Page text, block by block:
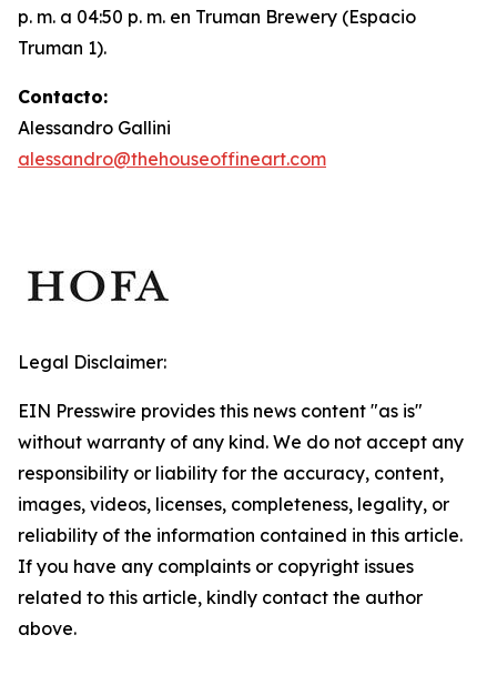
p. m. a 04:50 p. m. en Truman Brewery (Espacio
Truman 1).
Contacto:
Alessandro Gallini
alessandro@thehouseoffineart.com
Legal Disclaimer:
EIN Presswire provides this news content "as is"
without warranty of any kind. We do not accept any
responsibility or liability for the accuracy, content,
images, videos, licenses, completeness, legality, or
reliability of the information contained in this article.
If you have any complaints or copyright issues
related to this article, kindly contact the author
above.